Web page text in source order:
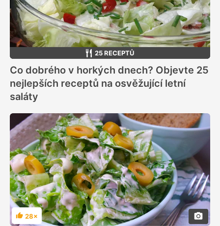
25 RECEPTŮ
Co dobrého v horkých dnech? Objevte 25
nejlepších receptů na osvěžující letní
saláty
Hodnocení
28×